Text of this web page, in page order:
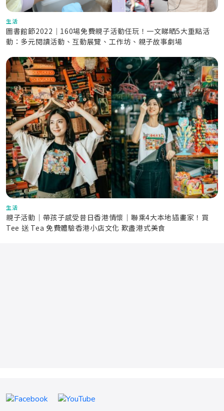
生活
圖書館節2022｜160場免費親子活動任玩！一文睇晒5大重點活
動：多元閱讀活動、互動展覽、工作坊、親子故事劇場
生活
親子活動｜帶孩子感受昔日香港情懷｜聯乘4大本地插畫家！買
Tee 送 Tea 免費體驗香港小店文化 歎盡港式美食